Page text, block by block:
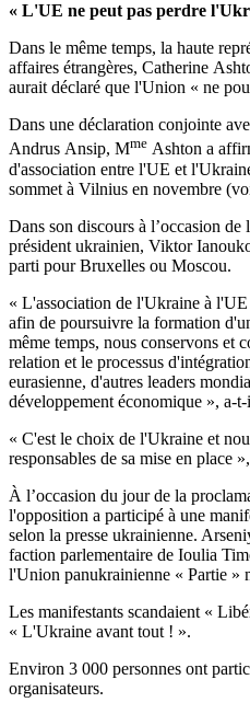
« L'UE ne peut pas perdre
Dans le même temps, la haute
affaires étrangères, Catherine
aurait déclaré que l'Union « ne
Dans une déclaration conjointe
Andrus Ansip, Mme Ashton a
d'association entre l'UE et
sommet à Vilnius en novembre
Dans son discours à l’occasion
président ukrainien, Viktor
parti pour Bruxelles ou Moscou.
« L'association de l'Ukraine à
afin de poursuivre la formation
même temps, nous conservons et
relation et le processus
eurasienne, d'autres leaders
développement économique », a-
« C'est le choix de l'Ukraine et
responsables de sa mise en place
À l’occasion du jour de la
l'opposition a participé à une
selon la presse ukrainienne.
faction parlementaire de Ioulia
l'Union panukrainienne « Partie »
Les manifestants scandaient «
« L'Ukraine avant tout ! ».
Environ 3 000 personnes ont
organisateurs.